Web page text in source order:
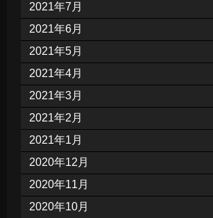
2021年7月
2021年6月
2021年5月
2021年4月
2021年3月
2021年2月
2021年1月
2020年12月
2020年11月
2020年10月